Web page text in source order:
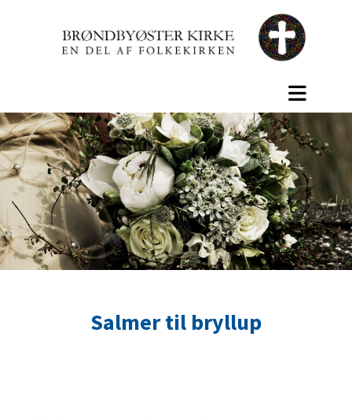
Salmer til bryllup